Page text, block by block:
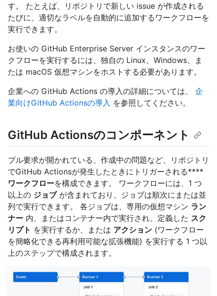
す。 たとえば、リポジトリで新しい issue が作成される
たびに、適切なラベルを自動的に追加するワークフローを
実行できます。
お使いの GitHub Enterprise Server インスタンスのワー
クフローを実行するには、独自の Linux、Windows、ま
たは macOS 仮想マシンをホストする必要があります。
企業への GitHub Actions の導入の詳細については、 企
業向けGitHub Actionsの導入 を参照してください。
GitHub Actionsのコンポーネント
プル要求が開かれている、作成中の問題など、リポジトリ
でGitHub Actionsが発生したときにトリガーされる****
ワークフローを構成できます。 ワークフローには、1 つ
以上の ジョブが含まれており、ジョブは順次にまたは並
列で実行できます。 各ジョブは、専用の仮想マシン ラン
ナー 内、またはコンテナー内で実行され、定義した スク
リプト を実行するか、または アクション (ワークフロー
を簡略化できる再利用可能な拡張機能) を実行する 1 つ以
上のステップで構成されます。